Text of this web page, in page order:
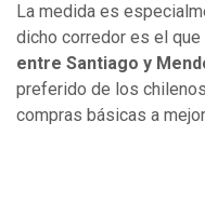
La medida es
dicho corredor es el
entre Santiago y
preferido de los
compras básicas a